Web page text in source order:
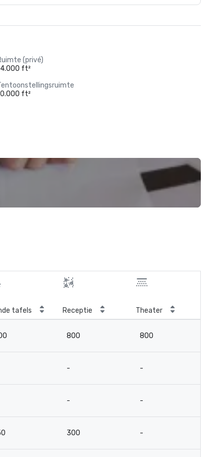
(privé)
ft²
ft²
tafels Receptie Theater
800 800
- -
- -
300 -